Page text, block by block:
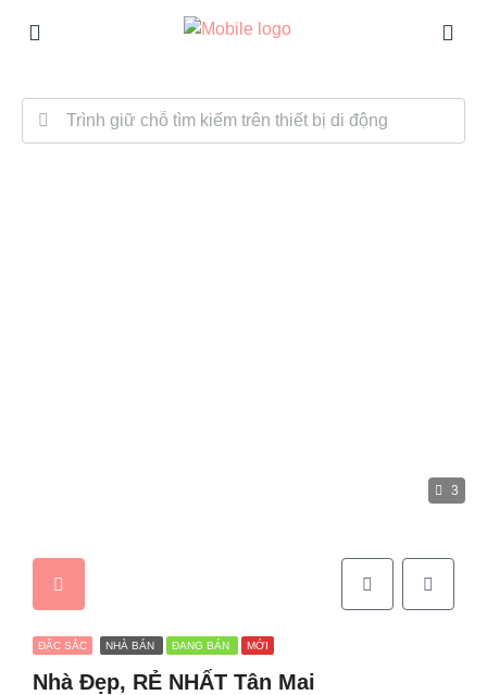
3
ĐẶC SẮC NHÀ BÁN ĐANG BÁN MỚI
Nhà Đẹp, RẺ NHẤT Tân Mai